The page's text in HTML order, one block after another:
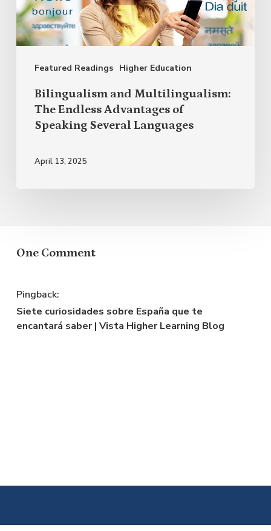
Featured Readings Higher Education
Endless
Advantages
of
Speaking
Several
Languages
Bilingualism and Multilingualism:
The Endless Advantages of
Speaking Several Languages
April 13, 2025
One Comment
Pingback:
Siete curiosidades sobre España que te
encantará saber | Vista Higher Learning Blog